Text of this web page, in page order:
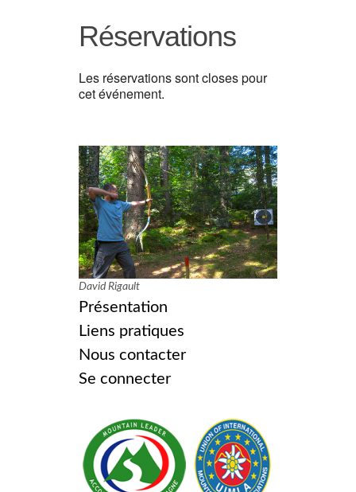
Réservations
Les réservations sont closes pour
cet événement.
David Rigault
Présentation
Liens pratiques
Nous contacter
Se connecter